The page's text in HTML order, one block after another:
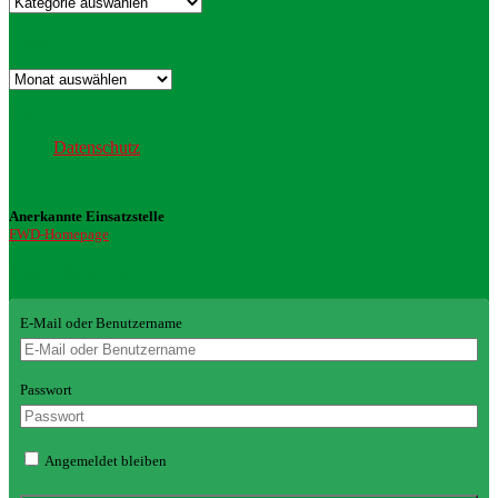
Archiv
Datenschutz
Anerkannte Einsatzstelle
FWD-Homepage
E-Mail oder Benutzername
Passwort
Angemeldet bleiben